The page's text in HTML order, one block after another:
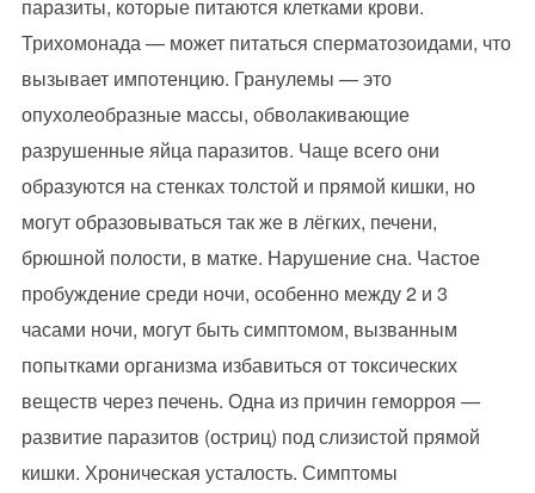
паразиты, которые питаются клетками крови.
Трихомонада — может питаться сперматозоидами, что
вызывает импотенцию. Гранулемы — это
опухолеобразные массы, обволакивающие
разрушенные яйца паразитов. Чаще всего они
образуются на стенках толстой и прямой кишки, но
могут образовываться так же в лёгких, печени,
брюшной полости, в матке. Нарушение сна. Частое
пробуждение среди ночи, особенно между 2 и 3
часами ночи, могут быть симптомом, вызванным
попытками организма избавиться от токсических
веществ через печень. Одна из причин геморроя —
развитие паразитов (остриц) под слизистой прямой
кишки. Хроническая усталость. Симптомы